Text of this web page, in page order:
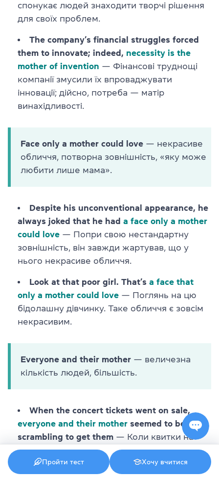
спонукає людей знаходити творчі рішення
для своїх проблем.
The company’s financial struggles forced
them to innovate; indeed, necessity is the
mother of invention — Фінансові труднощі
компанії змусили їх впроваджувати
інновації; дійсно, потреба — матір
винахідливості.
Face only a mother could love — некрасиве
обличчя, потворна зовнішність, «яку може
любити лише мама».
Despite his unconventional appearance, he
always joked that he had a face only a mother
could love — Попри свою нестандартну
зовнішність, він завжди жартував, що у
нього некрасиве обличчя.
Look at that poor girl. That’s a face that
only a mother could love — Поглянь на цю
бідолашну дівчинку. Таке обличчя є зовсім
некрасивим.
Everyone and their mother — величезна
кількість людей, більшість.
When the concert tickets went on sale,
everyone and their mother seemed to be
scrambling to get them — Коли квитки на
концерт з’явилися у продажу, здавалося,
що абсолютно усі люди намагалися їх
дістати.
Пройти тест Хочу вчитися